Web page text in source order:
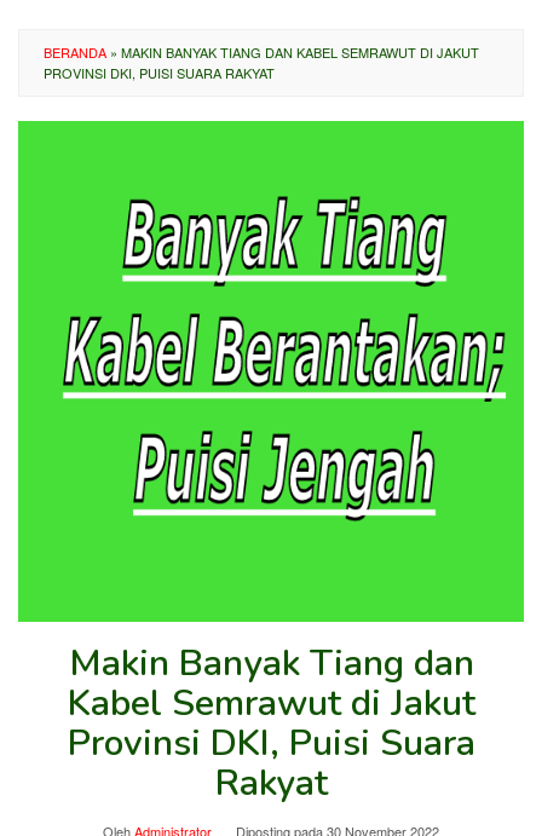
BERANDA » MAKIN BANYAK TIANG DAN KABEL SEMRAWUT DI JAKUT
PROVINSI DKI, PUISI SUARA RAKYAT
Makin Banyak Tiang dan
Kabel Semrawut di Jakut
Provinsi DKI, Puisi Suara
Rakyat
OlehAdministrator Diposting pada30 November 2022